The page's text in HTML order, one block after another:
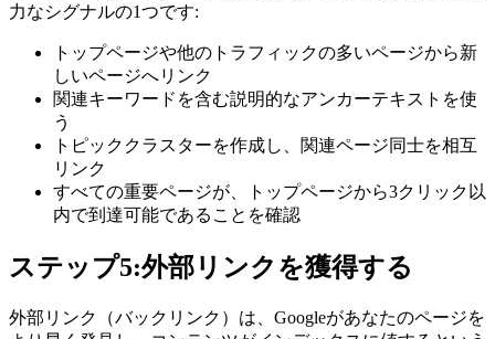
力なシグナルの1つです:
トップページや他のトラフィックの多いページから新
しいページへリンク
関連キーワードを含む説明的なアンカーテキストを使
う
トピッククラスターを作成し、関連ページ同士を相互
リンク
すべての重要ページが、トップページから3クリック以
内で到達可能であることを確認
ステップ5:外部リンクを獲得する
外部リンク（バックリンク）は、Googleがあなたのページを